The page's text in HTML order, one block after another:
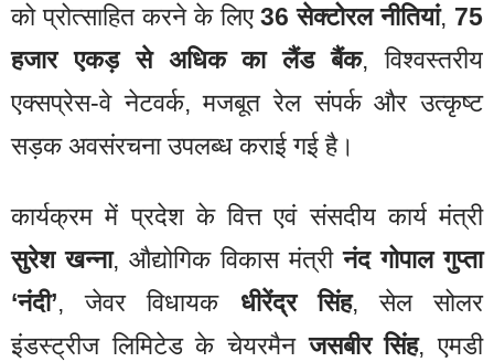
को प्रोत्साहित करने के लिए36 सेक्टोरल नीतियां, 75
हजार एकड़ से अधिक का लैंड बैंक, विश्वस्तरीय
एक्सप्रेस-वे नेटवर्क, मजबूत रेल संपर्क और उत्कृष्ट
सड़क अवसंरचना उपलब्ध कराई गई है।
कार्यक्रम में प्रदेश के वित्त एवं संसदीय कार्य मंत्री
सुरेश खन्ना, औद्योगिक विकास मंत्रीनंद गोपाल गुप्ता
‘नंदी’, जेवर विधायक धीरेंद्र सिंह, सेल सोलर
इंडस्ट्रीज लिमिटेड के चेयरमैनजसबीर सिंह, एमडी